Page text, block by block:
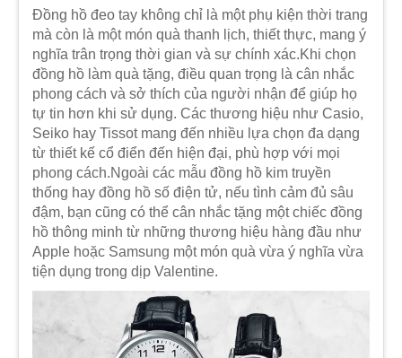
Đồng hồ đeo tay không chỉ là một phụ kiện thời trang
mà còn là một món quà thanh lịch, thiết thực, mang ý
nghĩa trân trọng thời gian và sự chính xác.Khi chọn
đồng hồ làm quà tặng, điều quan trọng là cân nhắc
phong cách và sở thích của người nhận để giúp họ
tự tin hơn khi sử dụng. Các thương hiệu như Casio,
Seiko hay Tissot mang đến nhiều lựa chọn đa dạng
từ thiết kế cổ điển đến hiện đại, phù hợp với mọi
phong cách.Ngoài các mẫu đồng hồ kim truyền
thống hay đồng hồ số điện tử, nếu tình cảm đủ sâu
đậm, bạn cũng có thể cân nhắc tặng một chiếc đồng
hồ thông minh từ những thương hiệu hàng đầu như
Apple hoặc Samsung một món quà vừa ý nghĩa vừa
tiện dụng trong dịp Valentine.